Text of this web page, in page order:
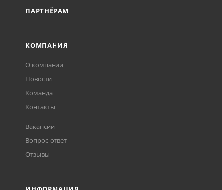
ПАРТНЁРАМ
КОМПАНИЯ
О компании
Новости
Команда
Контакты
Вакансии
Вопрос-ответ
Отзывы